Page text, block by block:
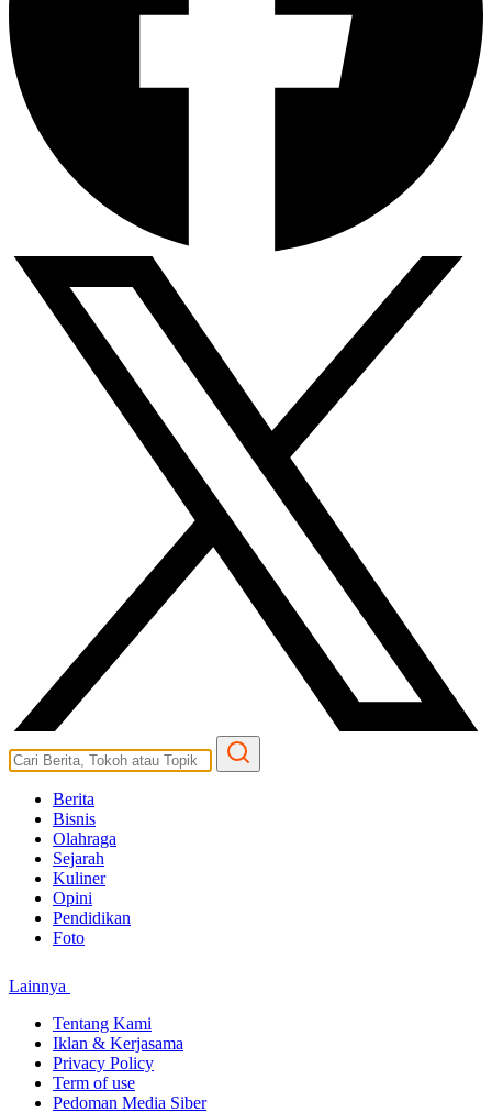
Berita
Bisnis
Olahraga
Sejarah
Kuliner
Opini
Pendidikan
Foto
Lainnya
Tentang Kami
Iklan & Kerjasama
Privacy Policy
Term of use
Pedoman Media Siber